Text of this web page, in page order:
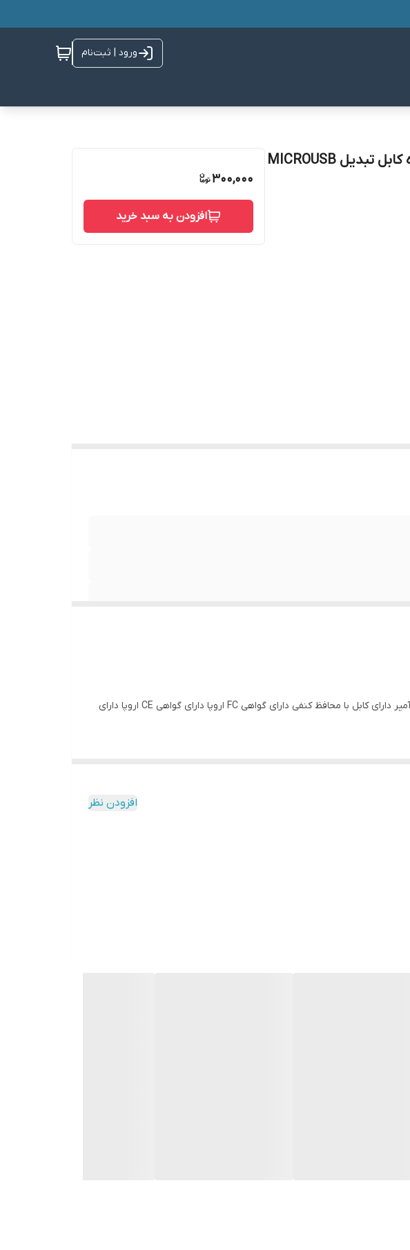
ورود | ثبت‌نام
300,000
افزودن به سبد خرید
دارای فناوری QUICK CHAGE ۳.۰ دارای فناوری فست شارژ دارای مجموعا ۱۲ وات توان خروجی دارای خروجی ۲.۴آمپر دارای کابل با محافظ کنفی دارای گواهی FC اروپا دارای گواهی CE اروپا دارای
افزودن نظر